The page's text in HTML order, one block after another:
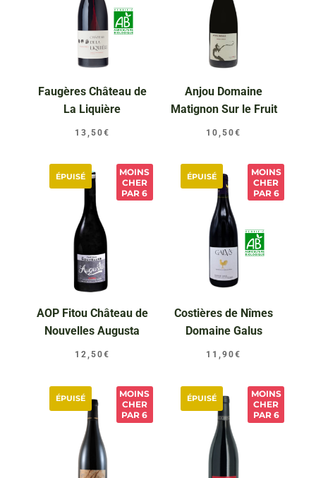
Faugères Château de
La Liquière
13,50€
Anjou Domaine
Matignon Sur le Fruit
10,50€
MOINS
CHER
PAR 6
ÉPUISÉ
AOP Fitou Château de
Nouvelles Augusta
12,50€
MOINS
CHER
PAR 6
ÉPUISÉ
Costières de Nîmes
Domaine Galus
11,90€
MOINS
CHER
PAR 6
ÉPUISÉ
MOINS
CHER
PAR 6
ÉPUISÉ